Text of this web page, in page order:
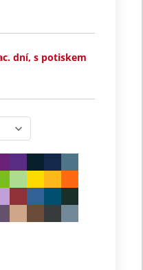
dní, s potiskem